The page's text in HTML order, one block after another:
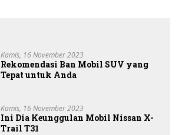
Kamis, 16 November 2023
Rekomendasi Ban Mobil SUV yang
Tepat untuk Anda
Kamis, 16 November 2023
Ini Dia Keunggulan Mobil Nissan X-
Trail T31